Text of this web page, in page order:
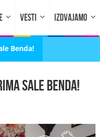
VESTI IZDVAJAMO
Benda!
Sale Benda!